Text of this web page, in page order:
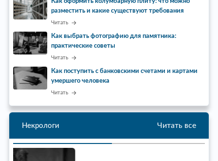
Как оформить колумбарную плиту: что можно
разместить и какие существуют требования
Читать
Как выбрать фотографию для памятника:
практические советы
Читать
Как поступить с банковскими счетами и картами
умершего человека
Читать
Некрологи Читать все